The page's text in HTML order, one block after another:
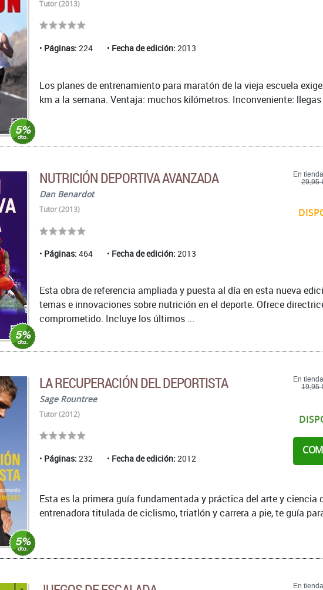
Tutor (2013)
Páginas: 224 Fecha de edición: 2013
Los planes de entrenamiento para maratón de la vieja escuela
km a la semana. Ventaja: muchos kilómetros. Inconveniente:
NUTRICIÓN DEPORTIVA AVANZADA
Dan Benardot
Tutor (2013)
Páginas: 464 Fecha de edición: 2013
En
29,95
Esta obra de referencia ampliada y puesta al día en esta nueva
temas e innovaciones sobre nutrición en el deporte. Ofrece
comprometido. Incluye los últimos ...
LA RECUPERACIÓN DEL DEPORTISTA
Sage Rountree
Tutor (2012)
Páginas: 232 Fecha de edición: 2012
En
19,95
Esta es la primera guía fundamentada y práctica del arte y ciencia
entrenadora titulada de ciclismo, triatlón y carrera a pie, te guía
En